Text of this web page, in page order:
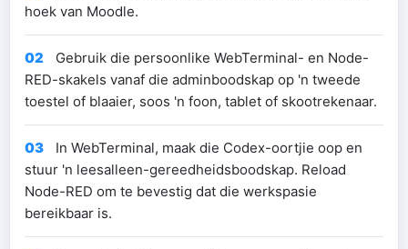
hoek van Moodle.
02
Gebruik die persoonlike WebTerminal- en Node-
RED-skakels vanaf die adminboodskap op 'n tweede
toestel of blaaier, soos 'n foon, tablet of skootrekenaar.
03
In WebTerminal, maak die Codex-oortjie oop en
stuur 'n leesalleen-gereedheidsboodskap. Reload
Node-RED om te bevestig dat die werkspasie
bereikbaar is.